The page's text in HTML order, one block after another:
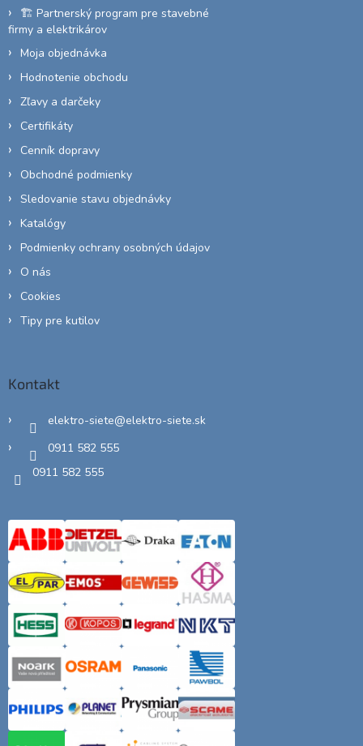
🏗️ Partnerský program pre stavebné
firmy a elektrikárov
Moja objednávka
Hodnotenie obchodu
Zľavy a darčeky
Certifikáty
Cenník dopravy
Obchodné podmienky
Sledovanie stavu objednávky
Katalógy
Podmienky ochrany osobných údajov
O nás
Cookies
Tipy pre kutilov
Kontakt
elektro-siete@elektro-siete.sk
0911 582 555
0911 582 555